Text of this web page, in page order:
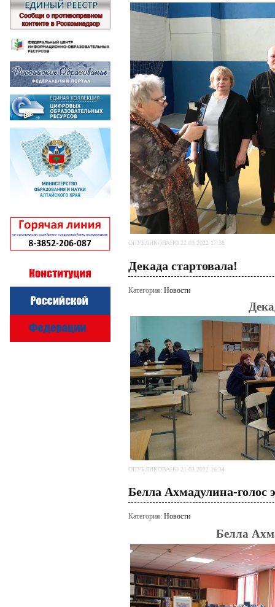
ОПУБЛИКОВАНО 22.03.2022 17:38
Декада стартовала!
Категория: Новости
ОПУБЛИКОВАНО 21.03.2022 16:34
Белла Ахмадулина-голос
Категория: Новости
Белла